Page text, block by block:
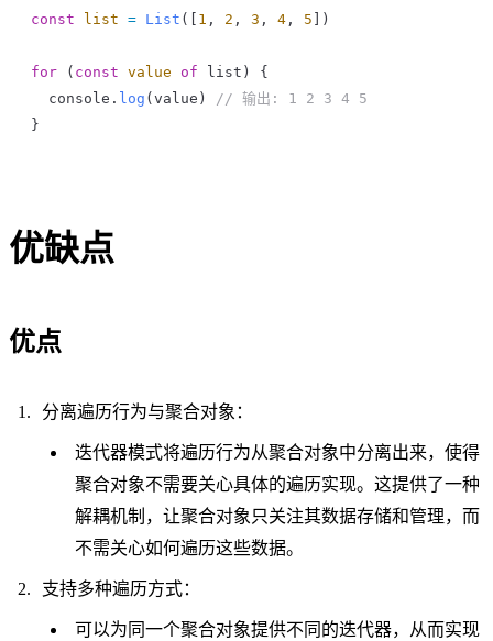
const list = List ([ 1 , 2 , 3 , 4 , 5 ])
for ( const value of list ) {
  console
. log ( value )
// 输出: 1 2 3 4 5
}
优缺点
优点
分离遍历行为与聚合对象：
迭代器模式将遍历行为从聚合对象中分离出来，使得
聚合对象不需要关心具体的遍历实现。这提供了一种
解耦机制，让聚合对象只关注其数据存储和管理，而
不需关心如何遍历这些数据。
支持多种遍历方式：
可以为同一个聚合对象提供不同的迭代器，从而实现